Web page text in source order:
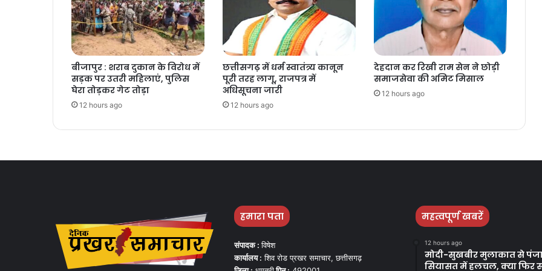
बीजापुर : शराब दुकान के विरोध में
सड़क पर उतरी महिलाएं, पुलिस
घेरा तोड़कर गेट तोड़ा
12 hours ago
छत्तीसगढ़ में धर्म स्वातंत्र्य कानून
पूरी तरह लागू, राजपत्र में
अधिसूचना जारी
12 hours ago
देहदान कर रिखी राम सेन ने छोड़ी
समाजसेवा की अमिट मिसाल
12 hours ago
हमारा पता
संपादक :विषेश
कार्यालय : शिव रोड प्रखर समाचार, छत्तीसगढ़
महत्वपूर्ण खबरें
12 hours ago
मोदी-सुखबीर मुलाकात से
सियासत में हलचल, क्या फिर